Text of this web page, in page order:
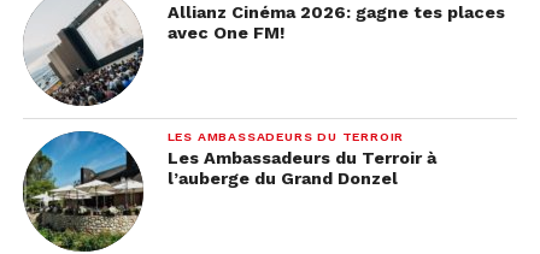
Allianz Cinéma 2026: gagne tes places
avec One FM!
LES AMBASSADEURS DU TERROIR
Les Ambassadeurs du Terroir à
l’auberge du Grand Donzel